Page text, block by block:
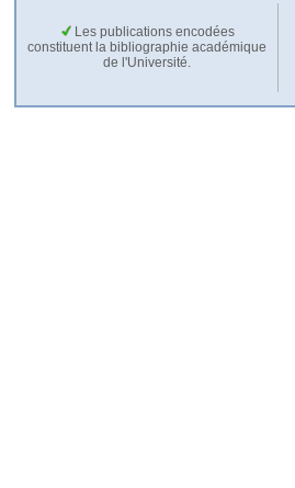
Les publications encodées
constituent la bibliographie académique
de l'Université.